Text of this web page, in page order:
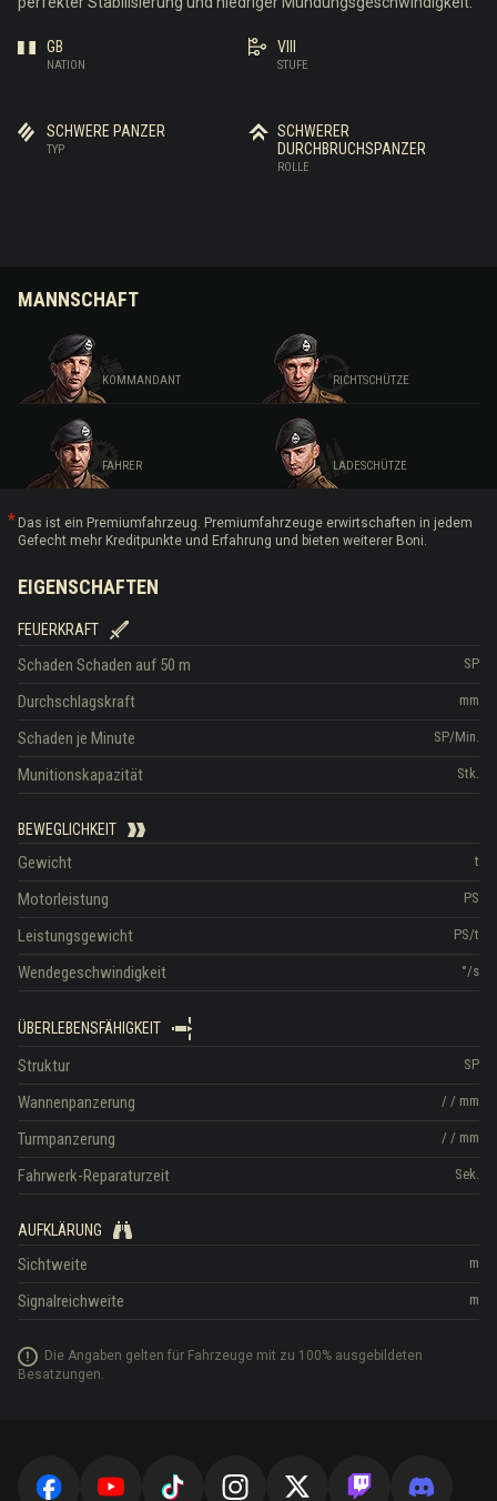
NATION
GB
STUFE
VIII
TYP
SCHWERE PANZER
ROLLE
SCHWERER
DURCHBRUCHSPANZER
MANNSCHAFT
KOMMANDANT RICHTSCHÜTZE
FAHRER LADESCHÜTZE
Das ist ein Premiumfahrzeug. Premiumfahrzeuge erwirtschaften in jedem
Gefecht mehr Kreditpunkte und Erfahrung und bieten weiterer Boni.
EIGENSCHAFTEN
FEUERKRAFT
SP
Schaden Schaden auf 50 m
mm
Durchschlagskraft
SP/Min.
Schaden je Minute
Stk.
Munitionskapazität
BEWEGLICHKEIT
t
Gewicht
PS
Motorleistung
PS/t
Leistungsgewicht
°/s
Wendegeschwindigkeit
ÜBERLEBENSFÄHIGKEIT
SP
Struktur
/ / mm
Wannenpanzerung
/ / mm
Turmpanzerung
Sek.
Fahrwerk-Reparaturzeit
AUFKLÄRUNG
m
Sichtweite
m
Signalreichweite
Die Angaben gelten für Fahrzeuge mit zu 100% ausgebildeten
Besatzungen.